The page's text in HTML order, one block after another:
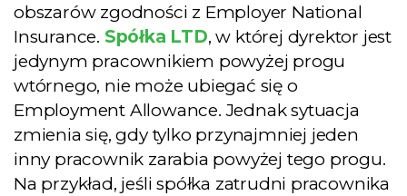
obszarów zgodności z Employer National
Insurance. Spółka LTD, w której dyrektor jest
jedynym pracownikiem powyżej progu
wtórnego, nie może ubiegać się o
Employment Allowance. Jednak sytuacja
zmienia się, gdy tylko przynajmniej jeden
inny pracownik zarabia powyżej tego progu.
Na przykład, jeśli spółka zatrudni pracownika